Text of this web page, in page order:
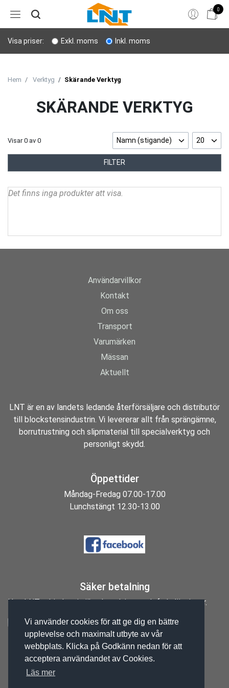
Vi använder cookies för att ge dig en bättre
upplevelse och maximalt utbyte av vår
webbplats. Klicka på Godkänn nedan för att
acceptera användandet av Cookies.
Läs mer
0
Hem
Bergborrning
Sprängning
Verktyg
Visa priser: Exkl. moms Inkl. moms
Hem Verktyg Skärande Verktyg
SKÄRANDE VERKTYG
Visar0 av 0 Namn (stigande) 20
FILTER
Det finns inga produkter att visa.
Användarvillkor
Kontakt
Om oss
Transport
Varumärken
Mässan
Aktuellt
LNT är en av landets ledande återförsäljare och distributör
till blockstensindustrin. Vi levererar allt från sprängämne,
borrutrustning och slipmaterial till specialverktyg och
personligt skydd.
Öppettider
Måndag-Fredag 07.00-17.00
Lunchstängt 12.30-13.00
Säker betalning
Hos LNT erbjuder vi säkra betalnings och fraktlösningar.
Orgnr: 556207-2065